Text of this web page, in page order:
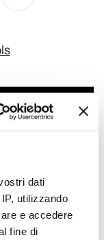
dati
utilizzando
e accedere
fine di